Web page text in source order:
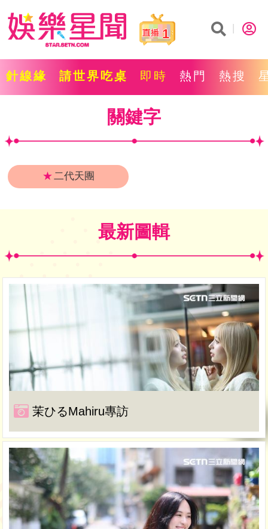
1
針線緣 請世界吃桌 即時 熱門 熱搜
關鍵字
★二代天團
最新圖輯
茉ひるMahiru專訪